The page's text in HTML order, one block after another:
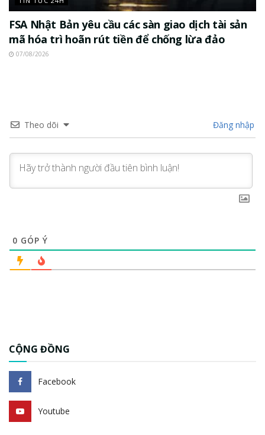
FSA Nhật Bản yêu cầu các sàn giao dịch tài sản
mã hóa trì hoãn rút tiền để chống lừa đảo
07/08/2026
Theo dõi Đăng nhập
0 GÓP Ý
CỘNG ĐỒNG
Facebook
Youtube